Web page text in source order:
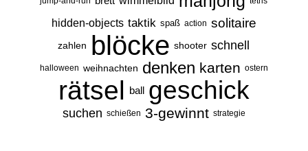
hidden-objects taktik spaß action solitaire
zahlen blöcke shooter schnell
halloween weihnachten denken karten ostern
rätsel ball geschick
suchen schießen 3-gewinnt strategie